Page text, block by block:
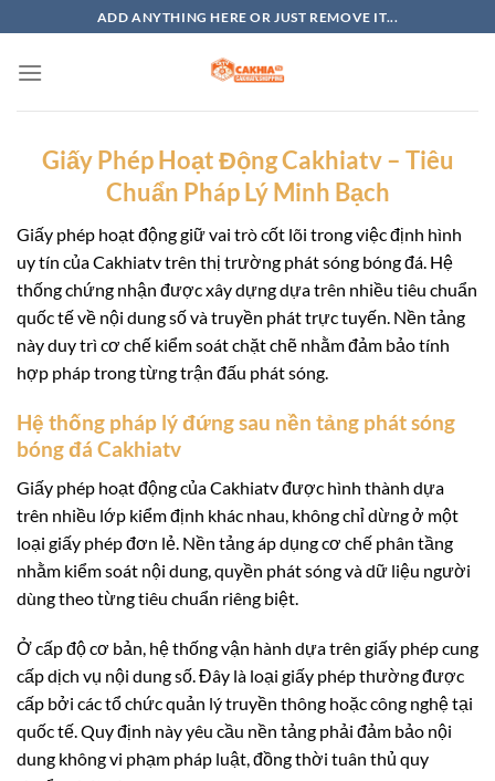
to
content
ADD ANYTHING HERE OR JUST REMOVE IT...
Giấy Phép Hoạt Động Cakhiatv – Tiêu
Chuẩn Pháp Lý Minh Bạch
Giấy phép hoạt động giữ vai trò cốt lõi trong việc định hình
uy tín của Cakhiatv trên thị trường phát sóng bóng đá. Hệ
thống chứng nhận được xây dựng dựa trên nhiều tiêu chuẩn
quốc tế về nội dung số và truyền phát trực tuyến. Nền tảng
này duy trì cơ chế kiểm soát chặt chẽ nhằm đảm bảo tính
hợp pháp trong từng trận đấu phát sóng.
Hệ thống pháp lý đứng sau nền tảng phát sóng
bóng đá Cakhiatv
Giấy phép hoạt động của Cakhiatv được hình thành dựa
trên nhiều lớp kiểm định khác nhau, không chỉ dừng ở một
loại giấy phép đơn lẻ. Nền tảng áp dụng cơ chế phân tầng
nhằm kiểm soát nội dung, quyền phát sóng và dữ liệu người
dùng theo từng tiêu chuẩn riêng biệt.
Ở cấp độ cơ bản, hệ thống vận hành dựa trên giấy phép cung
cấp dịch vụ nội dung số. Đây là loại giấy phép thường được
cấp bởi các tổ chức quản lý truyền thông hoặc công nghệ tại
quốc tế. Quy định này yêu cầu nền tảng phải đảm bảo nội
dung không vi phạm pháp luật, đồng thời tuân thủ quy